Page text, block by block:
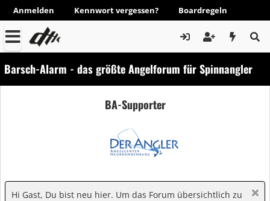
Anmelden Kennwort vergessen? Boardregeln
Barsch-Alarm - das größte Angelforum für Spinnangler
BA-Supporter
Hi Gast, Du bist neu hier. Um das Forum übersichtlich zu